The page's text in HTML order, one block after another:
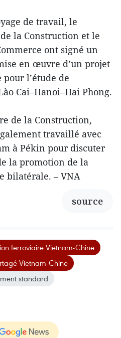
de travail, le
la Construction et le
ont signé un
en œuvre d’un projet
pour l’étude de
Cai–Hanoi–Hai Phong.
de la Construction,
travaillé avec
à Pékin pour discuter
la promotion de la
bilatérale. – VNA
source
ferroviaire Vietnam-Chine
Vietnam-Chine
standard